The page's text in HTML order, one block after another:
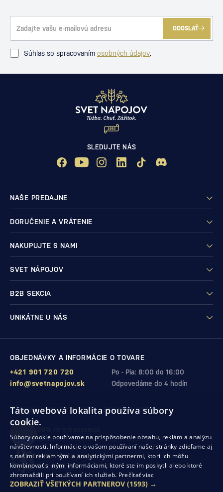
ODOSLAŤ
Súhlas so spracovaním osobných údajov.
SLEDUJTE NÁS
NAŠE PREDAJNE
DORUČENIE A VRÁTENIE
NAKUPUJTE S NAMI
SVET NÁPOJOV
B2B SEKCIA
UNIKÁTNE U NÁS
OBJEDNÁVKY A INFORMÁCIE O TOVARE
Po - Pia: 8:00 do 16:00
+421 901 720 720
Odpovedáme do 4 hodín
info@svetnapojov.sk
ZÁRUKA KVALITY A VAŠEJ SPOKOJNOSTI
zákazníkov odporúča nákup v našom obchode
SHOP ROKU 2024
10. rok po sebesme získali ocenenie od Heureka
Táto webová lokalita používa súbory
cookie.
Súbory cookie používame na prispôsobenie obsahu, reklám a analýzu
návštevnosti. Informácie o vašom používaní našej stránky zdieľame aj
s našimi reklamnými a analytickými partnermi, ktorí ich môžu
kombinovať s inými informáciami, ktoré ste im poskytli alebo ktoré
zhromaždili pri používaní ich služieb. Prečítať viac
ZOBRAZIŤ VŠETKÝCH PARTNEROV (1593) →